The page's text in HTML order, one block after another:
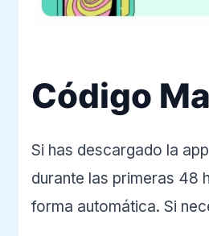
Código
Si has descargado la
durante las primeras 48
forma automática. Si